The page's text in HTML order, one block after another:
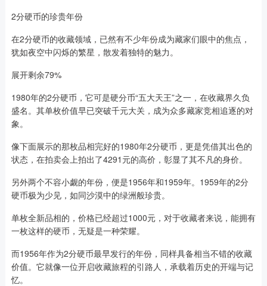
2分硬币的珍贵年份
在2分硬币的收藏领域，已然有不少年份成为藏家们眼中的焦点，
犹如夜空中闪烁的繁星，散发着独特的魅力。
展开剩余79%
1980年的2分硬币，它可是硬分币“五大天王”之一，在收藏界久负
盛名。其单枚价值早已突破千元大关，成为众多藏家竞相追逐的对
象。
像下面展示的那枚品相完好的1980年2分硬币，更是凭借其出色的
状态，在拍卖会上拍出了4291元的高价，彰显了其不凡的身价。
另外两个不容小觑的年份，便是1956年和1959年。1959年的2分
硬币极为少见，如同沙漠中的绿洲般珍贵。
单枚全新品相的，价格已经超过1000元，对于收藏者来说，能拥有
一枚这样的硬币，无疑是一种荣耀。
而1956年作为2分硬币最早发行的年份，同样具备相当不错的收藏
价值。它就像一位开启收藏旅程的引路人，承载着历史的开端与记
忆。